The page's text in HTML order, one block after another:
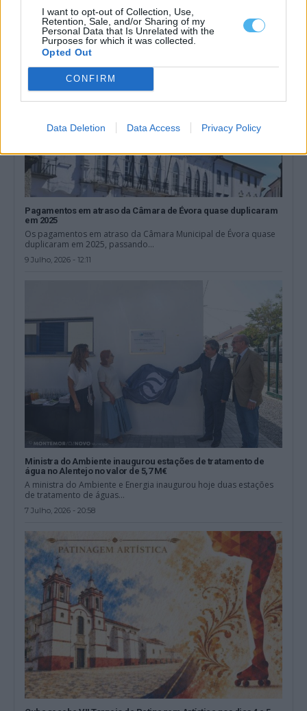
I want to opt-out of Collection, Use,
Retention, Sale, and/or Sharing of my
Personal Data that Is Unrelated with the
Purposes for which it was collected.
Opted Out
CONFIRM
Data Deletion Data Access Privacy Policy
15 Julho, 2026 - 16:02
Pagamentos em atraso da Câmara de Évora quase duplicaram
em 2025
Os pagamentos em atraso da Câmara Municipal de Évora quase
duplicaram em 2025, passando...
9 Julho, 2026 - 12:11
Ministra do Ambiente inaugurou estações de tratamento de
água no Alentejo no valor de 5,7 M€
A ministra do Ambiente e Energia inaugurou hoje duas estações
de tratamento de águas...
7 Julho, 2026 - 20:58